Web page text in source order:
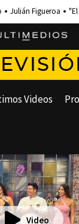
Julián Figueroa
Videos
Video